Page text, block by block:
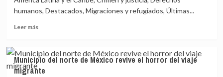
niños
y
de
la
trata
humanos, Destacados, Migraciones y refugiados, Últimas...
Leer másLeer
Municipio
del
norte
Municipio del norte de México revive el horror del viaje
migrante